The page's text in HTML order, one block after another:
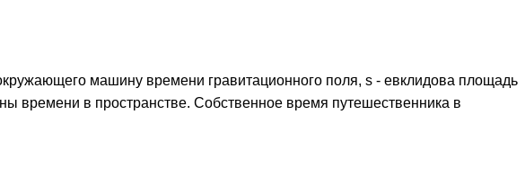
машину времени гравитационного поля, s - евклидова площадь
времени в пространстве. Собственное время путешественника в